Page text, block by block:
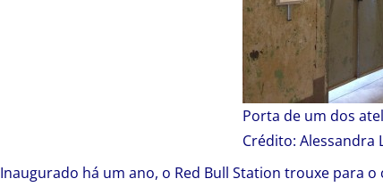
Porta de um dos
Crédito: Alessandra
Inaugurado há um ano, o Red Bull Station trouxe para